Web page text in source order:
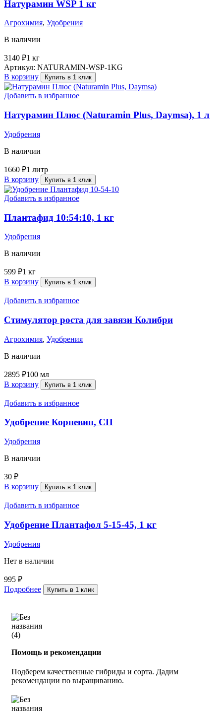
Натурамин WSP 1 кг
Агрохимия, Удобрения
В наличии
3140 ₽1 кг
Артикул: NATURAMIN-WSP-1KG
В корзину
Купить в 1 клик
Добавить в избранное
Натурамин Плюс (Naturamin Plus, Daymsa), 1 л
Удобрения
В наличии
1660 ₽1 литр
В корзину
Купить в 1 клик
Добавить в избранное
Плантафид 10:54:10, 1 кг
Удобрения
В наличии
599 ₽1 кг
В корзину
Купить в 1 клик
Добавить в избранное
Стимулятор роста для завязи Колибри
Агрохимия, Удобрения
В наличии
2895 ₽100 мл
В корзину
Купить в 1 клик
Добавить в избранное
Удобрение Корневин, СП
Удобрения
В наличии
30 ₽
В корзину
Купить в 1 клик
Добавить в избранное
Удобрение Плантафол 5-15-45, 1 кг
Удобрения
Нет в наличии
995 ₽
Подробнее
Купить в 1 клик
Помощь и рекомендации
Подберем качественные гибриды и сорта. Дадим
рекомендации по выращиванию.